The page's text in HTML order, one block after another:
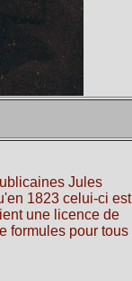
Jules
1823 celui-ci est
une licence de
formules pour tous